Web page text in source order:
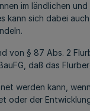
im ländlichen
kann sich dabei
von § 87 Abs. 2
daß das
werden kann,
oder der